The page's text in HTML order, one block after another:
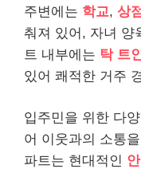
주변에는 학교, 상점
춰져 있어, 자녀 양
트 내부에는 탁 트
있어 쾌적한 거주
입주민을 위한 다
어 이웃과의 소통
파트는 현대적인